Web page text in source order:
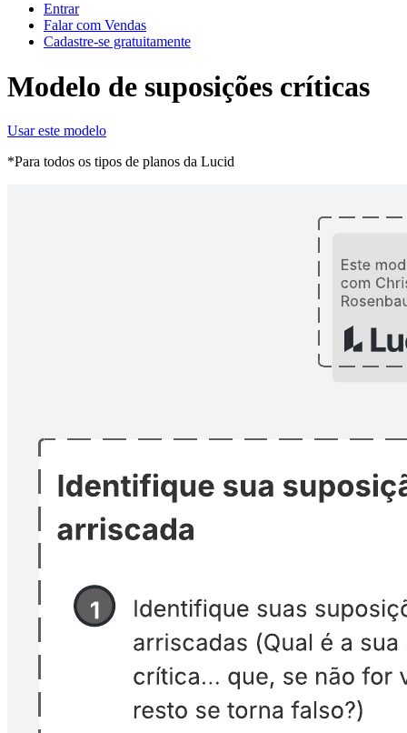
Entrar
Falar com Vendas
Cadastre‐se gratuitamente
Modelo de suposições críticas
Usar este modelo
*Para todos os tipos de planos da Lucid